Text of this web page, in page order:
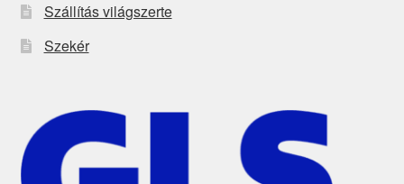
Szállítás világszerte
Szekér